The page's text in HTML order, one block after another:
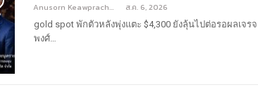
Anusorn Keawprachant ส.ค. 6, 2026
gold spot พักตัวหลังพุ่งแตะ $4,300 ยังลุ้นไปต่อรอผลเจ
พงศ์